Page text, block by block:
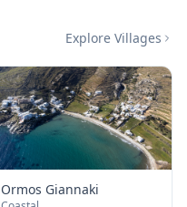
Explore Villages
Ormos Giannaki